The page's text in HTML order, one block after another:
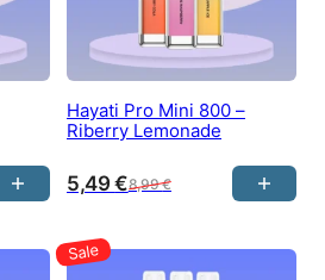
Hayati Pro Mini 800 –
Riberry Lemonade
8,99€
5,49€